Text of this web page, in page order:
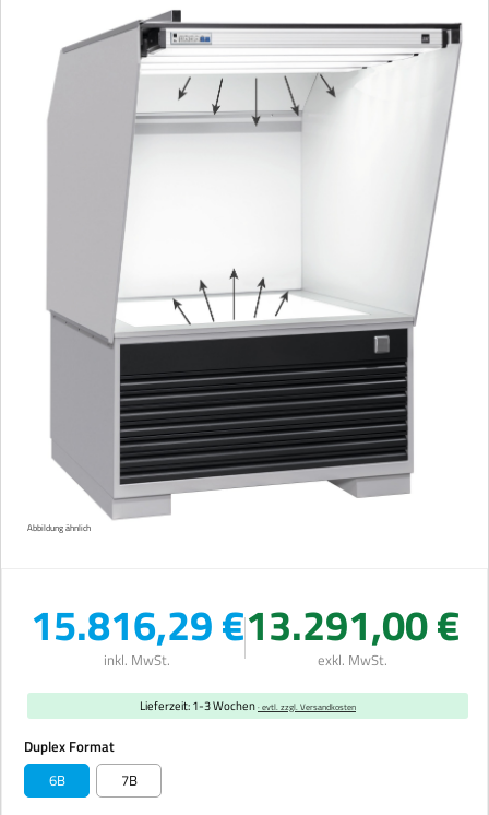
Bildergalerie überspringen
Abbildung ähnlich
15.816,29 €
inkl. MwSt.
13.291,00 €
exkl. MwSt.
Lieferzeit: 1-3 Wochen· evtl. zzgl. Versandkosten
Duplex Formatauswählen
6B
7B